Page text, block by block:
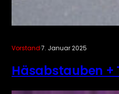
Vorstand·7. Januar 2025
Häsabstauben +